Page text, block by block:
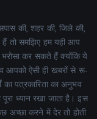
की, शहर की, जिले की,
तो समझिए हम यही आप
कर सकते हैं क्योंकि ये
आपको ऐसी ही खबरों से रू-
पत्रकारिता का अनुभव
ध्यान रखा जाता है। इस
अच्छा करने में देर तो होती